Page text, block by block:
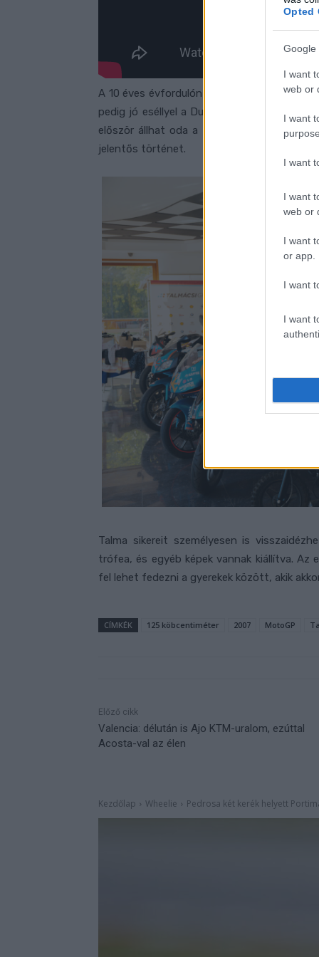
Opted
Google
I want
web or
I want
I want
I want
web or
I want
or app.
I want
I want
A 10 éves évfordulón újra leközvetítették a
pedig jó eséllyel a Ducatinak lehet egy
először állhat oda a fotóra ismét egy
jelentős történet.
Talma sikereit személyesen is
trófea, és egyéb képek vannak kiállítva. Az
fel lehet fedezni a gyerekek között, akik
CÍMKÉK 125 köbcentiméter 2007 MotoGP
Előző cikk
Valencia: délután is Ajo KTM-uralom, ezúttal
Acosta-val az élen